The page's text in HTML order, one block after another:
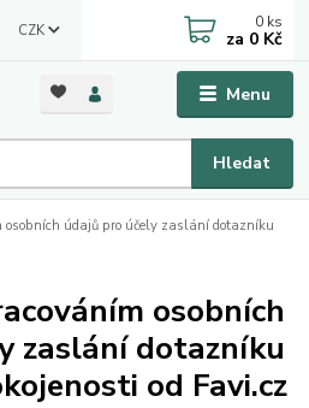
Menu
CZK
Hledat
0 ks
za 0 Kč
osobních údajů pro účely zaslání dotazníku
osobních
zaslání dotazníku
od Favi.cz